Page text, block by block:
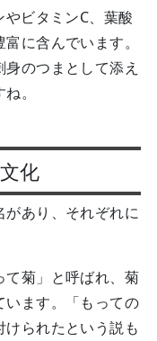
ビタミンC、葉酸
に含んでいます。
のつまとして添え
。
化
あり、それぞれに
て菊」と呼ばれ、菊
います。「もっての
られたという説も